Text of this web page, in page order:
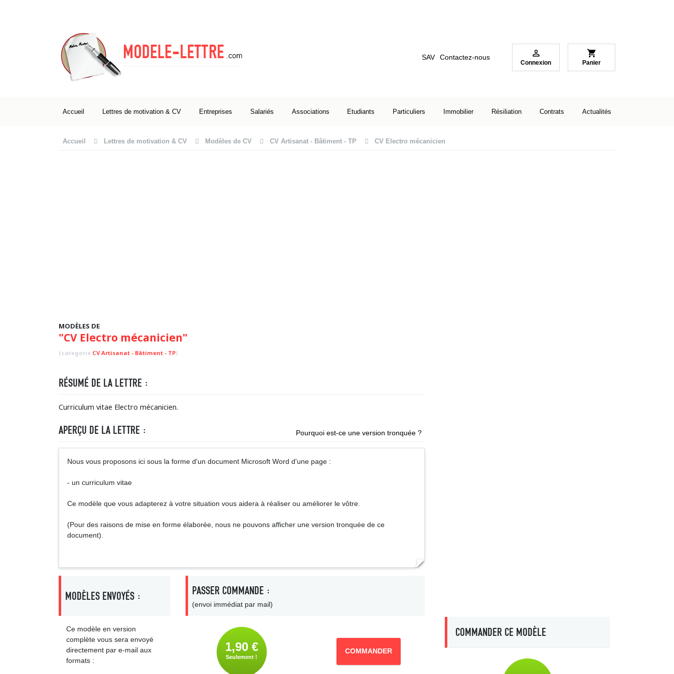
SAV Contactez-nous 
Connexion
shopping_cart
Panier
Accueil Lettres de motivation & CV Entreprises Salariés Associations Etudiants Particuliers Immobilier Résiliation Contrats Actualités
Accueil Lettres de motivation & CV Modèles de CV CV Artisanat - Bâtiment - TP CV Electro mécanicien
MODÈLES DE
"CV Electro mécanicien"
(categorie CV Artisanat - Bâtiment - TP)
RÉSUMÉ DE LA LETTRE :
Curriculum vitae Electro mécanicien.
APERÇU DE LA LETTRE : Pourquoi est-ce une version tronquée ?
Nous vous proposons ici sous la forme d'un document Microsoft Word d'une page :
- un curriculum vitae
Ce modèle que vous adapterez à votre situation vous aidera à réaliser ou améliorer le vôtre.
(Pour des raisons de mise en forme élaborée, nous ne pouvons afficher une version tronquée de ce
document).
MODÈLES ENVOYÉS :
Ce modèle en version
complète vous sera envoyé
directement par e-mail aux
formats :
PASSER COMMANDE :
(envoi immédiat par mail)
1,90 €
Seulement !
COMMANDER
COMMANDER CE MODÈLE